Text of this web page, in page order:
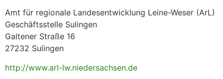
Amt für regionale Landesentwicklung Leine-Weser (ArL)
Geschäftsstelle Sulingen
Galtener Straße 16
27232 Sulingen
http://www.arl-lw.niedersachsen.de